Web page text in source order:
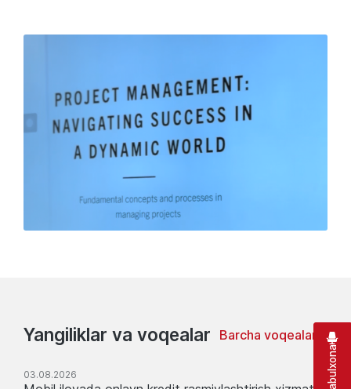
Yangiliklar va voqealar Barcha voqealar
03.08.2026